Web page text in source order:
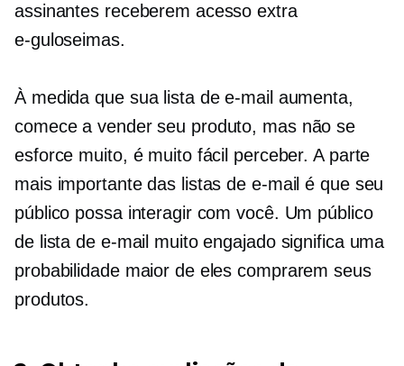
assinantes receberem acesso extra
e-guloseimas.
À medida que sua lista de e-mail aumenta,
comece a vender seu produto, mas não se
esforce muito, é muito fácil perceber. A parte
mais importante das listas de e-mail é que seu
público possa interagir com você. Um público
de lista de e-mail muito engajado significa uma
probabilidade maior de eles comprarem seus
produtos.